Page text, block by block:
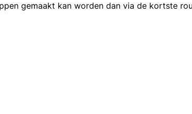
gemaakt kan worden dan via de kortste